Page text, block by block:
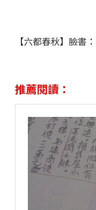
【六都春秋】臉書：
推薦閱讀：